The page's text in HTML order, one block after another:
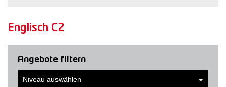
Englisch C2
Angebote filtern